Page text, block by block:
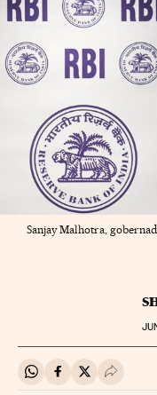
Sanjay Malhotra,
Compartir en
Compartir en
Compartir